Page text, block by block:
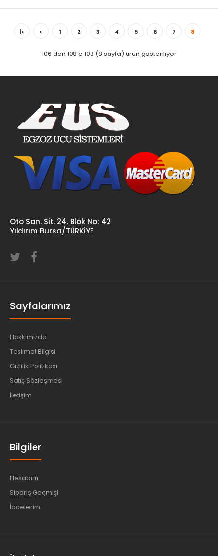
|< < 1 2 3 4 5 6 7 8
106 den 108 e 108 (8 sayfa) ürün gösteriliyor
Oto San. Sit. 24. Blok No: 42
Yıldırım Bursa/TÜRKİYE
Sayfalarımız
Hakkımızda
Teslimat Bilgisi
Gizlilik Politikası
Satış Sözleşmesi
İletişim
Bilgiler
Hesabım
Sipariş Geçmişi
İadelerim